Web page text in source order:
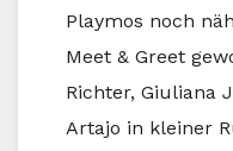
Playmos noch
Meet & Greet
Richter, Giuliana
Artajo in kleiner